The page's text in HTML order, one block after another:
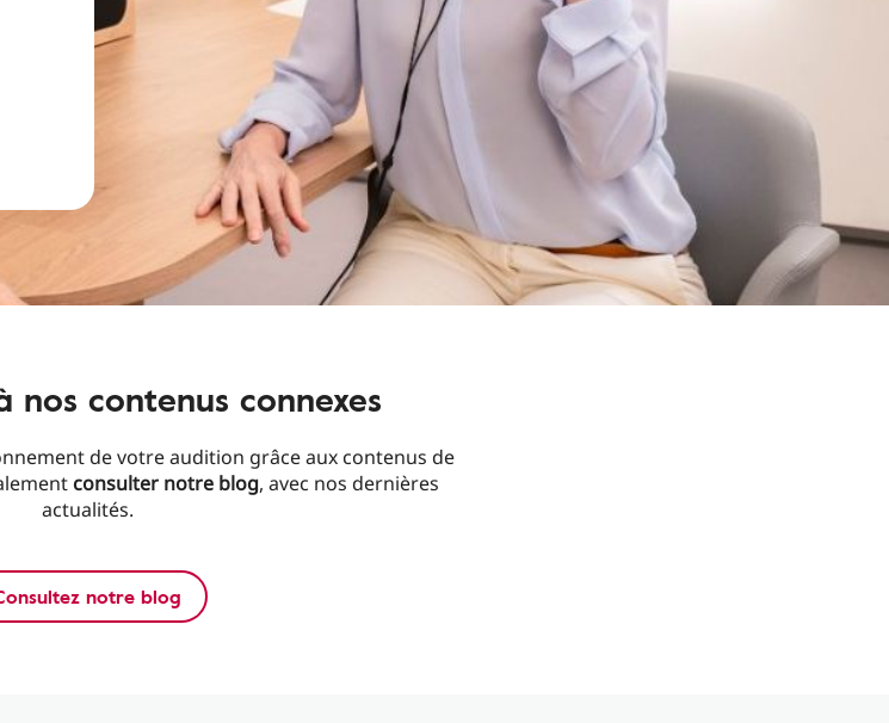
contenus connexes
de votre audition grâce aux contenus de
consulter notre blog, avec nos dernières
actualités.
notre blog